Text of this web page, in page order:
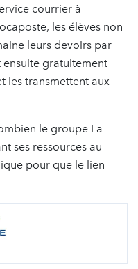
courrier à
les élèves non
leurs devoirs par
gratuitement
les transmettent aux
le groupe La
ses ressources au
pour que le lien